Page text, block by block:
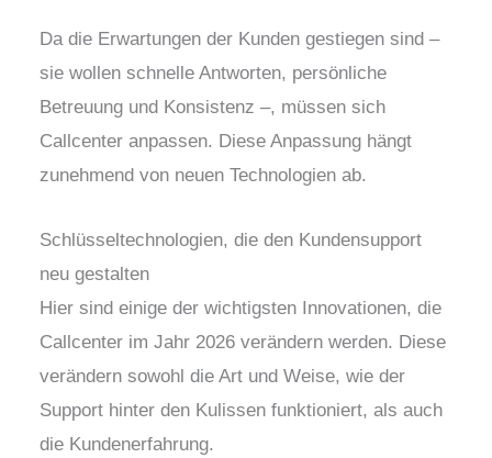
Da die Erwartungen der Kunden gestiegen sind –
sie wollen schnelle Antworten, persönliche
Betreuung und Konsistenz –, müssen sich
Callcenter anpassen. Diese Anpassung hängt
zunehmend von neuen Technologien ab.
Schlüsseltechnologien, die den Kundensupport
neu gestalten
Hier sind einige der wichtigsten Innovationen, die
Callcenter im Jahr 2026 verändern werden. Diese
verändern sowohl die Art und Weise, wie der
Support hinter den Kulissen funktioniert, als auch
die Kundenerfahrung.